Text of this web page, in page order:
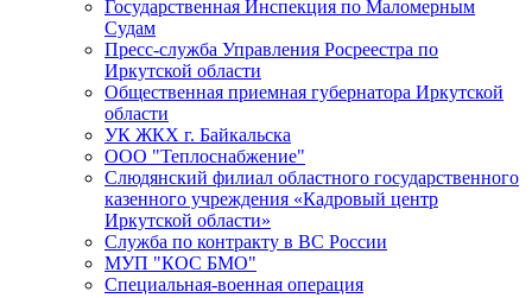
Государственная Инспекция по Маломерным
Судам
Пресс-служба Управления Росреестра по
Иркутской области
Общественная приемная губернатора Иркутской
области
УК ЖКХ г. Байкальска
ООО "Теплоснабжение"
Слюдянский филиал областного государственного
казенного учреждения «Кадровый центр
Иркутской области»
Служба по контракту в ВС России
МУП "КОС БМО"
Специальная-военная операция